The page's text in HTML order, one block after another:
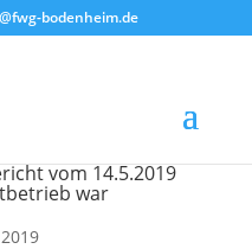
bodenheim.de
vom 14.5.2019
war